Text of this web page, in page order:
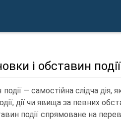
і обставин події
— самостійна слідча
дії чи явища за певних
події спрямоване на